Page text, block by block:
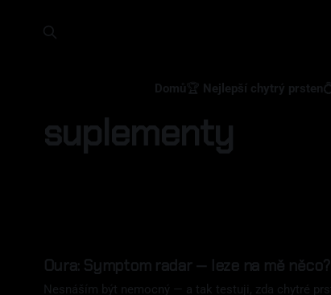
Domů 🏆 Nejlepší chytrý prsten
suplementy
Oura: Symptom radar — leze na mě
Nesnáším být nemocný — a tak testuji, zda chytré